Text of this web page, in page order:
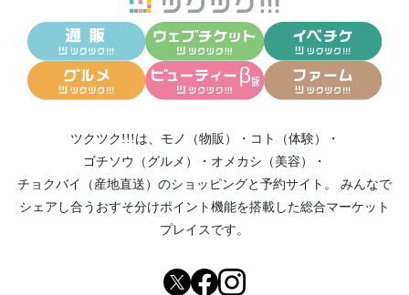
ツクツク!!!は、 モノ（物販） ・ コト（体験）
・
ゴチソウ（グルメ）
・ オメカシ（美容）
・
チョクバイ（産地直送） のショッピングと予約サイト。
みんなで
シェアし合う おすそ分けポイント機能を搭載した総合マーケット
プレイスです。